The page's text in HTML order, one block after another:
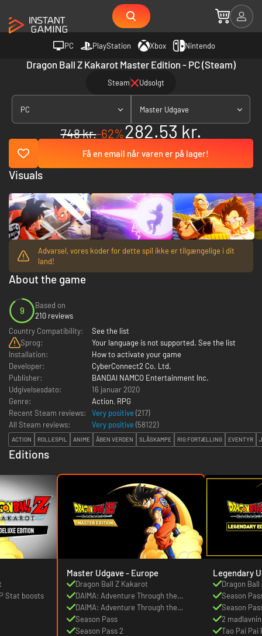
PC PlayStation Xbox Nintendo
Dragon Ball Z Kakarot Master Edition - PC (Steam)
Steam Udsolgt
PC Master Udgave
748 kr.-62%282.53 kr.
Få en email når varen er på lager!
Advarsel, vores koder for dette spil ikke er tilgængelige i dit
land!
About the game
9
Based on
210 reviews
Country Compatibility:
See the list
Sprog:
Your language is not supported. See the list
Installation:
How to activate your game
Developer:
CyberConnect2 Co. Ltd.
Publisher:
BANDAI NAMCO Entertainment Inc.
Udgivelsesdato:
16 januar 2020
Genre:
Action, RPG
Recent Steam reviews:
Very positive (217)
All Steam reviews:
Very positive (58122)
ACTION ROLLESPIL ANIME ÅBEN VERDEN SLÅSKAMPE RIG FORTÆLLING EVENTYR
Editions
Stat boosts
Master Udgave - Europe
Dragon Ball Z Kakarot
DAIMA: Adventure Through the
Demon Realm Pack
DAIMA: Adventure Through the
Demon Realm-pakkebonus
Season Pass
Season Pass 2
Dragon
Season
Season
2
Tao Pai Pai
Visuals